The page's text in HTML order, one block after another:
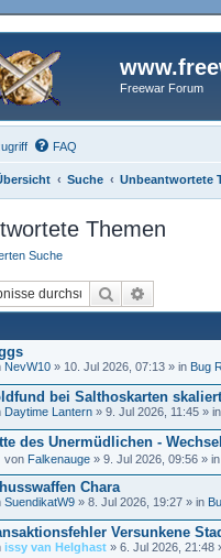
Freewar Forum
FAQ
Suche Unbeantwortete
Themen
Suche
Suche
NevW10 » 10. Jul 2026, 07:13 » in Bug
bei Salthoskarten
Daytime Lantern » 9. Jul 2026, 11:45 » in
des Unermüdlichen -
von Falkenauge » 9. Jul 2026, 09:56 » in
Chara
SuendikatW9 » 8. Jul 2026, 19:27 » in
Versunkene
issy van Helghast » 6. Jul 2026, 21:48